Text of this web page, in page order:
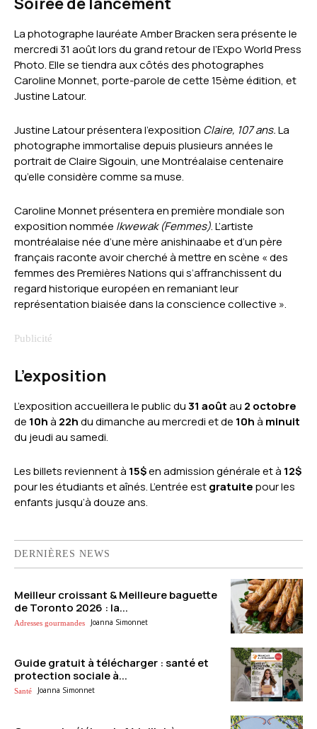
La photographe lauréate Amber Bracken sera présente le
mercredi 31 août lors du grand retour de l’Expo World Press
Photo. Elle se tiendra aux côtés des photographes
Caroline Monnet, porte-parole de cette 15ème édition, et
Justine Latour.
Justine Latour présentera l’exposition Claire, 107 ans.La
photographe immortalise depuis plusieurs années le
portrait de Claire Sigouin, une Montréalaise centenaire
qu’elle considère comme sa muse.
Caroline Monnet présentera en première mondiale son
exposition nommée Ikwewak (Femmes). L’artiste
montréalaise née d’une mère anishinaabe et d’un père
français raconte avoir cherché à mettre en scène « des
femmes des Premières Nations qui s’affranchissent du
regard historique européen en remaniant leur
représentation biaisée dans la conscience collective ».
L’exposition
L’exposition accueillera le public du31 aoûtau 2 octobre
de 10hà 22hdu dimanche au mercredi et de 10hà minuit
du jeudi au samedi.
Les billets reviennent à 15$en admission générale et à 12$
pour les étudiants et aînés. L’entrée estgratuitepour les
enfants jusqu’à douze ans.
DERNIÈRES NEWS
Meilleur croissant & Meilleure baguette
de Toronto 2026 : la...
Adresses gourmandes Joanna Simonnet
Guide gratuit à télécharger : santé et
protection sociale à...
Santé Joanna Simonnet